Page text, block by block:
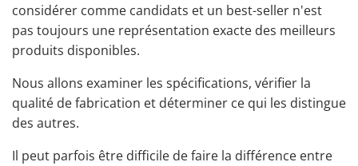
considérer comme candidats et un best-seller n'est
pas toujours une représentation exacte des meilleurs
produits disponibles.
Nous allons examiner les spécifications, vérifier la
qualité de fabrication et déterminer ce qui les distingue
des autres.
Il peut parfois être difficile de faire la différence entre